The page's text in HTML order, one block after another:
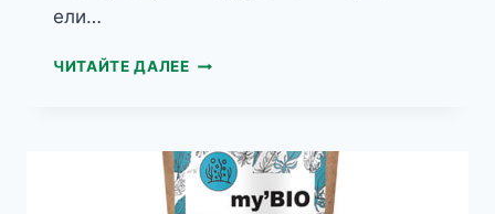
ели…
ЧИТАЙТЕ ДАЛЕЕMY’BIO
БИО-
КРЕМ